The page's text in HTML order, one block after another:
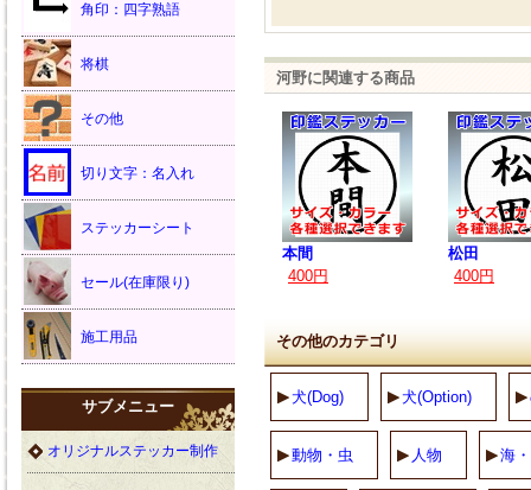
河野に関連する商品
本間
400円
松田
400円
その他のカテゴリ
犬(Dog) 犬(Option)
動物・虫 人物 海
角印：四字熟語
将棋
その他
切り文字：名入れ
ステッカーシート
セール(在庫限り)
施工用品
サブメニュー
オリジナルステッカー制作